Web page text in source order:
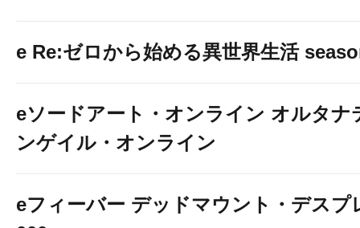
e Re:ゼロから始める異世界生活
eソードアート・オンライン オルタナ
ンゲイル・オンライン
eフィーバー デッドマウント・デスプ